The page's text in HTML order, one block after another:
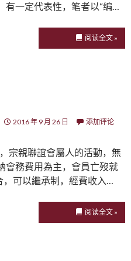
有一定代表性，笔者以“编…
阅读全文 »
2016 年 9 月 26 日 添加评论
宗親聯誼會屬人的活動，無
會務費用為主，會員亡歿就
，可以繼承制，經費收入…
阅读全文 »